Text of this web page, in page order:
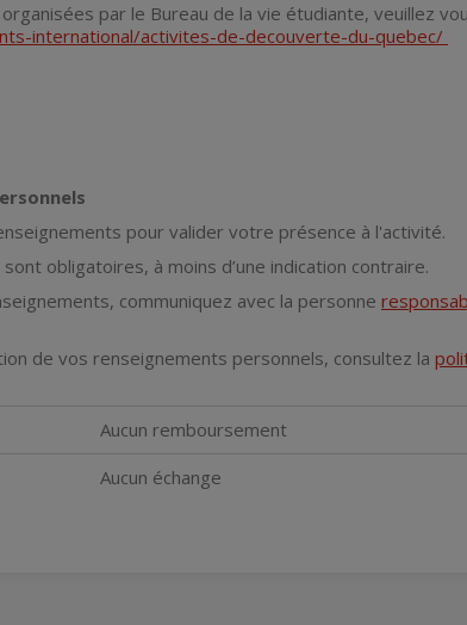
par le Bureau de la vie étudiante, veuillez
international/activites-de-decouverte-du-quebec/
pour valider votre présence à l'activité.
obligatoires, à moins d’une indication contraire.
communiquez avec la personne
de vos renseignements personnels, consultez la
Aucun remboursement
Aucun échange